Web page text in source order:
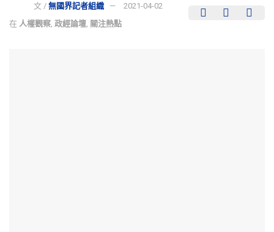
文 / 無國界記者組織
2021-04-02
在 人權觀察 政經論壇 關注熱點